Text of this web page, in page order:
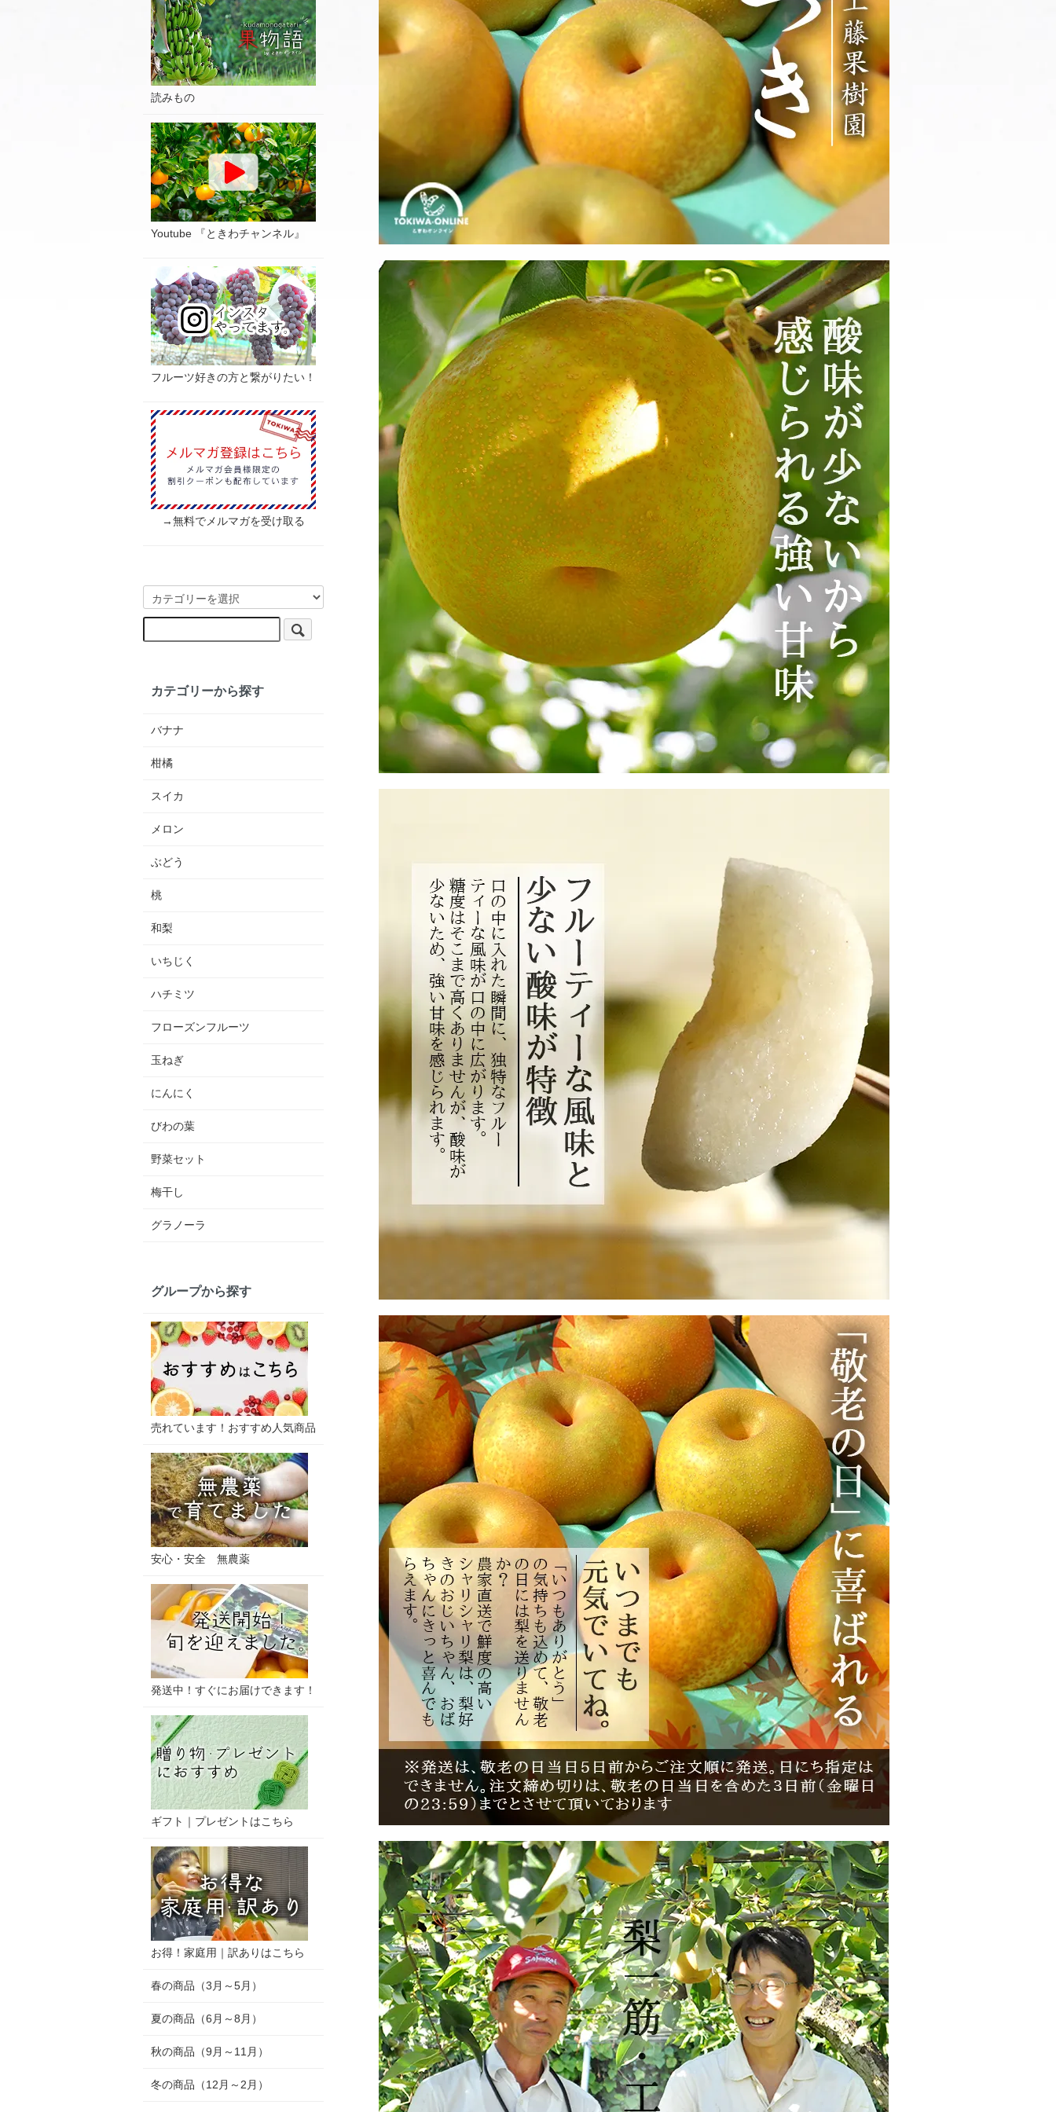
読みもの
Youtube 『ときわチャンネル』
フルーツ好きの方と繋がりたい！
→無料でメルマガを受け取る
カテゴリーから探す
バナナ
柑橘
スイカ
メロン
ぶどう
桃
和梨
いちじく
ハチミツ
フローズンフルーツ
玉ねぎ
にんにく
びわの葉
野菜セット
梅干し
グラノーラ
グループから探す
売れています！おすすめ人気商品
安心・安全 無農薬
発送中！すぐにお届けできます！
ギフト｜プレゼントはこちら
お得！家庭用｜訳ありはこちら
春の商品（3月～5月）
夏の商品（6月～8月）
秋の商品（9月～11月）
冬の商品（12月～2月）